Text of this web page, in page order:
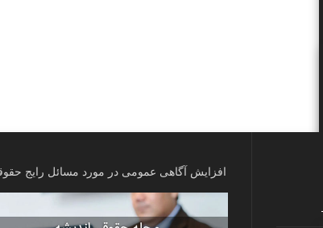
افزایش آگاهی عمومی در مورد مسائل رایج